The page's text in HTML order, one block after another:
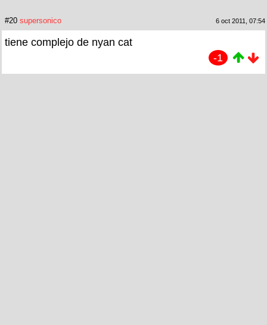
#20 supersonico 6 oct 2011, 07:54
tiene complejo de nyan cat
-1